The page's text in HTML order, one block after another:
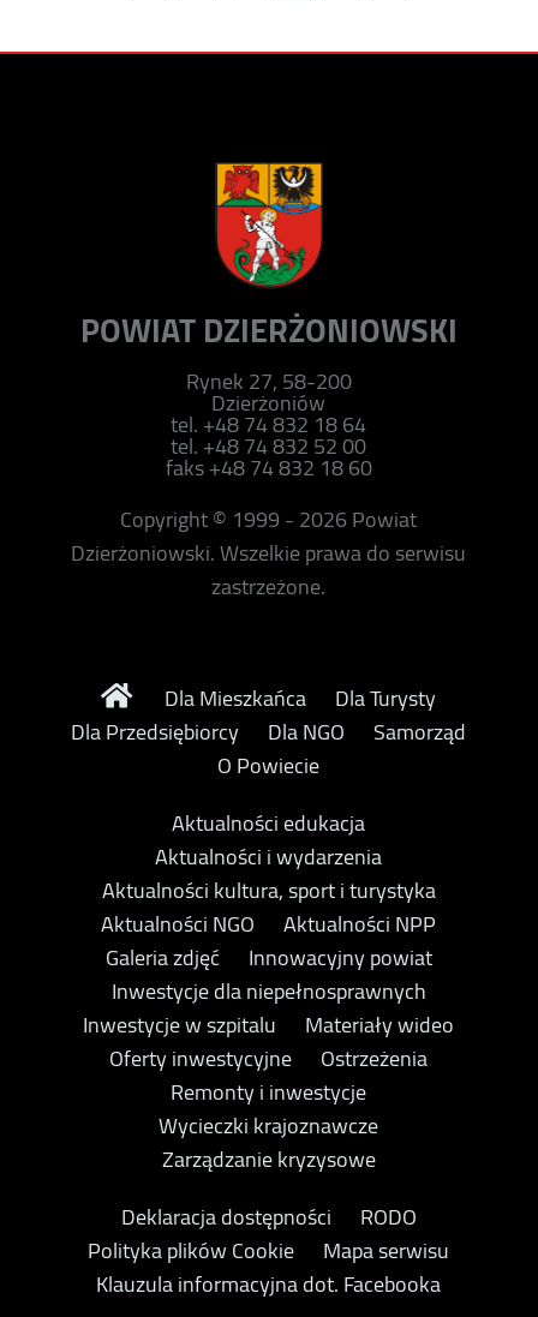
POWIAT DZIERŻONIOWSKI
Rynek 27, 58-200
Dzierżoniów
tel. +48 74 832 18 64
tel. +48 74 832 52 00
faks +48 74 832 18 60
Copyright © 1999 - 2026 Powiat
Dzierżoniowski. Wszelkie prawa do serwisu
zastrzeżone.
Dla Mieszkańca
Dla Turysty
Dla Przedsiębiorcy
Dla NGO
Samorząd
O Powiecie
Aktualności edukacja
Aktualności i wydarzenia
Aktualności kultura, sport i turystyka
Aktualności NGO
Aktualności NPP
Galeria zdjęć
Innowacyjny powiat
Inwestycje dla niepełnosprawnych
Inwestycje w szpitalu
Materiały wideo
Oferty inwestycyjne
Ostrzeżenia
Remonty i inwestycje
Wycieczki krajoznawcze
Zarządzanie kryzysowe
Deklaracja dostępności
RODO
Polityka plików Cookie
Mapa serwisu
Klauzula informacyjna dot. Facebooka